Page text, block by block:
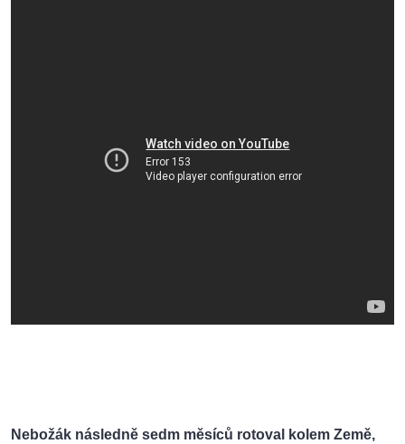
Nebožák následně sedm měsíců rotoval kolem Země,